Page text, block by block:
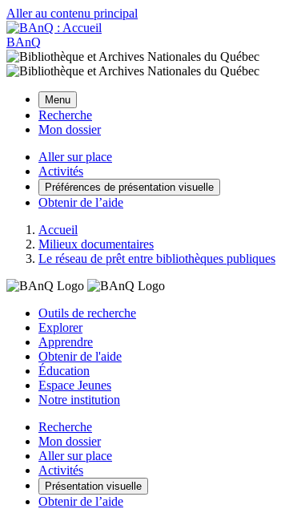
Aller au contenu principal
BAnQ
Menu
Recherche
Mon dossier
Aller sur place
Activités
Préférences de présentation visuelle
Obtenir de l’aide
Accueil
Milieux documentaires
Le réseau de prêt entre bibliothèques publiques
Outils de recherche
Explorer
Apprendre
Obtenir de l'aide
Éducation
Espace Jeunes
Notre institution
Recherche
Mon dossier
Aller sur place
Activités
Présentation visuelle
Obtenir de l’aide